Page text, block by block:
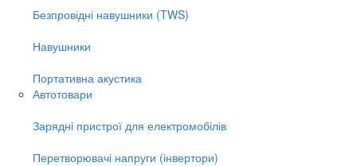
Безпровідні навушники (TWS)
Навушники
Портативна акустика
Автотовари
Зарядні пристрої для електромобілів
Перетворювачі напруги (інвертори)